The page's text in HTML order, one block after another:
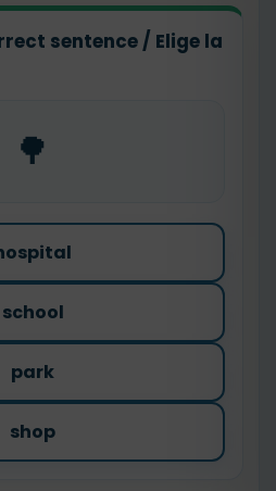
sentence / Elige la
🌳
school
park
shop